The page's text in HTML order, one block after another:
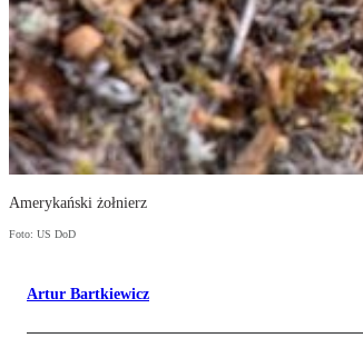
Amerykański żołnierz
Foto: US DoD
Artur Bartkiewicz